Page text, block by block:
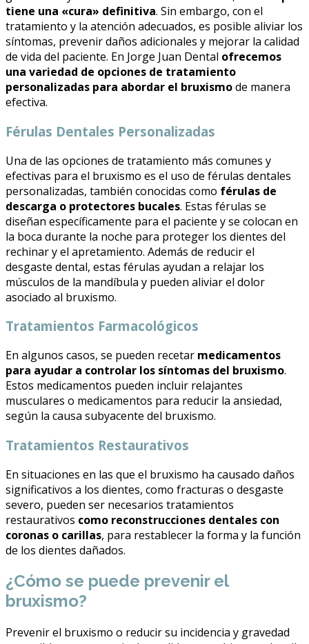
tiene una «cura» definitiva. Sin embargo, con el
tratamiento y la atención adecuados, es posible aliviar los
síntomas, prevenir daños adicionales y mejorar la calidad
de vida del paciente. En Jorge Juan Dental ofrecemos
una variedad de opciones de tratamiento
personalizadas para abordar el bruxismode manera
efectiva.
Férulas Dentales Personalizadas
Una de las opciones de tratamiento más comunes y
efectivas para el bruxismo es el uso de férulas dentales
personalizadas, también conocidas como férulas de
descarga o protectores bucales. Estas férulas se
diseñan específicamente para el paciente y se colocan en
la boca durante la noche para proteger los dientes del
rechinar y el apretamiento. Además de reducir el
desgaste dental, estas férulas ayudan a relajar los
músculos de la mandíbula y pueden aliviar el dolor
asociado al bruxismo.
Tratamientos Farmacológicos
En algunos casos, se pueden recetar medicamentos
para ayudar a controlar los síntomas del bruxismo.
Estos medicamentos pueden incluir relajantes
musculares o medicamentos para reducir la ansiedad,
según la causa subyacente del bruxismo.
Tratamientos Restaurativos
En situaciones en las que el bruxismo ha causado daños
significativos a los dientes, como fracturas o desgaste
severo, pueden ser necesarios tratamientos
restaurativos como reconstrucciones dentales con
coronas o carillas, para restablecer la forma y la función
de los dientes dañados.
¿Cómo se puede prevenir el
bruxismo?
Prevenir el bruxismo o reducir su incidencia y gravedad